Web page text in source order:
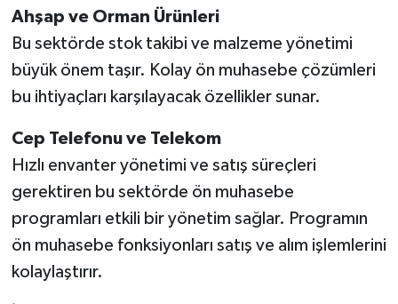
Ahşap ve Orman Ürünleri
Bu sektörde stok takibi ve malzeme yönetimi
büyük önem taşır. Kolay ön muhasebe çözümleri
bu ihtiyaçları karşılayacak özellikler sunar.
Cep Telefonu ve Telekom
Hızlı envanter yönetimi ve satış süreçleri
gerektiren bu sektörde ön muhasebe
programları etkili bir yönetim sağlar. Programın
ön muhasebe fonksiyonları satış ve alım işlemlerini
kolaylaştırır.
BİLİMNET
Yemek
SİVİL TOPLUM
SEÇİM 2014
KİM KİMDİR
ÇEK GÖNDER
KİTAP